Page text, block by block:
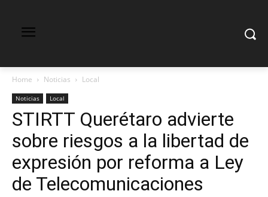
Home Noticias Local
Noticias Local
STIRTT Querétaro advierte
sobre riesgos a la libertad de
expresión por reforma a Ley
de Telecomunicaciones